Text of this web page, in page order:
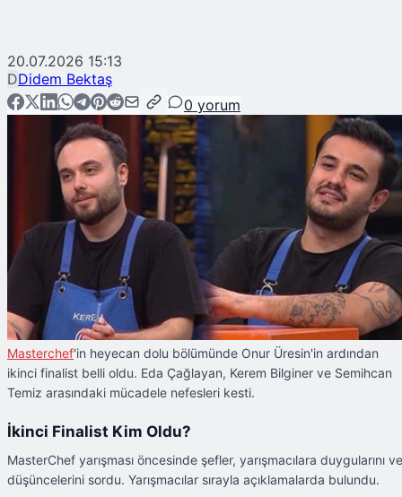
20.07.2026 15:13
DDidem Bektaş
0 yorum
Masterchef'in heyecan dolu bölümünde Onur Üresin'in ardından
ikinci finalist belli oldu. Eda Çağlayan, Kerem Bilginer ve Semihcan
Temiz arasındaki mücadele nefesleri kesti.
İkinci Finalist Kim Oldu?
MasterChef yarışması öncesinde şefler, yarışmacılara duygularını ve
düşüncelerini sordu. Yarışmacılar sırayla açıklamalarda bulundu.